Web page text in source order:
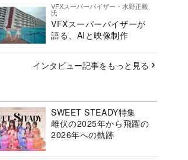
VFXスーパーバイザー・水野正毅
氏
VFXスーパーバイザーが
語る、AIと映像制作
インタビュー記事をもっと見る
SWEET STEADY特集
雌伏の2025年から飛躍の
2026年への軌跡